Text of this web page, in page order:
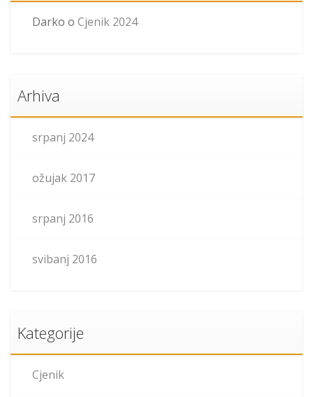
Darko o Cjenik 2024
Arhiva
srpanj 2024
ožujak 2017
srpanj 2016
svibanj 2016
Kategorije
Cjenik